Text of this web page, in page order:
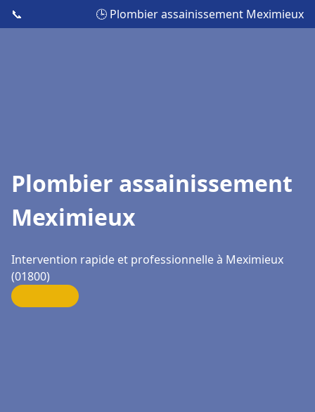
📞 🕒 Plombier assainissement Meximieux
Plombier assainissement
Meximieux
Intervention rapide et professionnelle à Meximieux
(01800)